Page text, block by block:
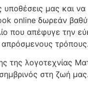
υποθέσεις μας και
online δωρεάν
που απέφυγε την
απρόσμενους τρόπους.
της λογοτεχνίας
στη ζωή